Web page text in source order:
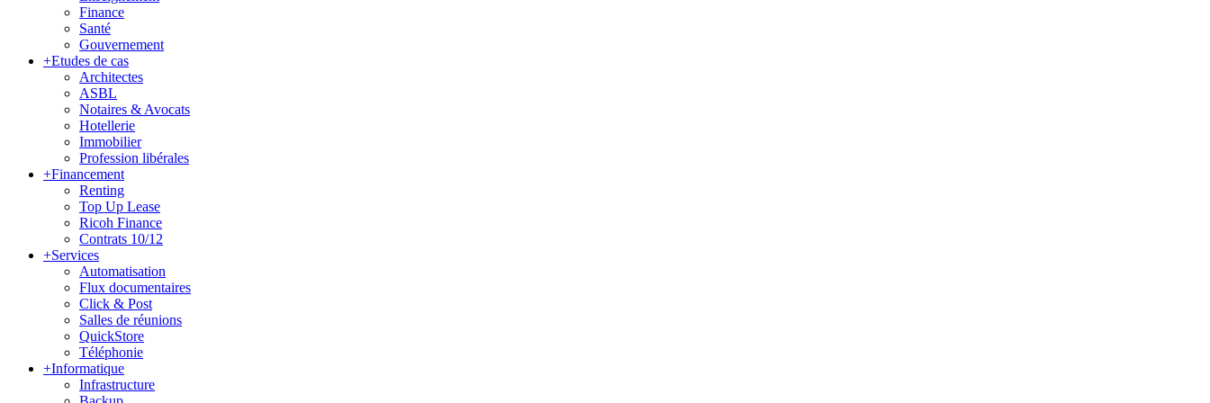
Finance
Santé
Gouvernement
+Etudes de cas
Architectes
ASBL
Notaires & Avocats
Hotellerie
Immobilier
Profession libérales
+Financement
Renting
Top Up Lease
Ricoh Finance
Contrats 10/12
+Services
Automatisation
Flux documentaires
Click & Post
Salles de réunions
QuickStore
Téléphonie
+Informatique
Infrastructure